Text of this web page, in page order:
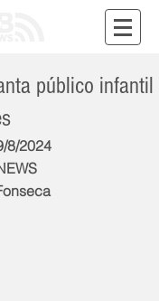
público infantil
8/2024